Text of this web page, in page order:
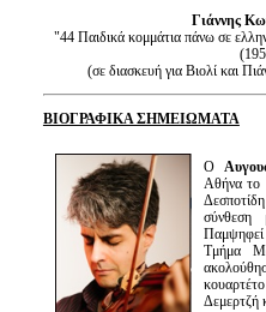
Γιάννης
"44 Παιδικά κομμάτια πάνω σε
(σε διασκευή για Βιολί και
ΒΙΟΓΡΑΦΙΚΑ ΣΗΜΕΙΩΜΑΤΑ
Ο
Αθήνα το
Τμήμα
Δεμερτζή